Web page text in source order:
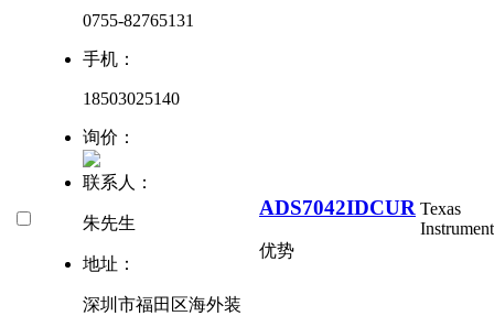
0755-82765131
手机：
18503025140
询价：
联系人：
朱先生
地址：
深圳市福田区海外装
ADS7042IDCUR
优势
Texas